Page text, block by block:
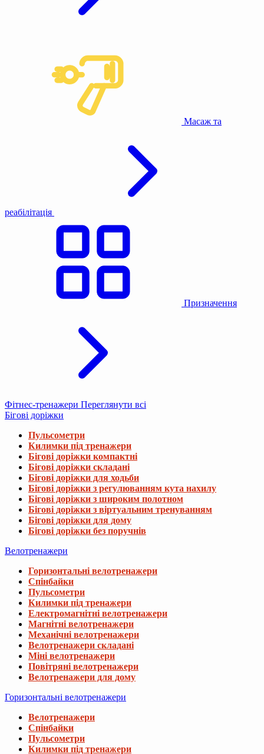
Масаж та
реабілітація
Призначення
Фітнес-тренажери Переглянути всі
Бігові доріжки
Пульсометри
Килимки під тренажери
Бігові доріжки компактні
Бігові доріжки складані
Бігові доріжки для ходьби
Бігові доріжки з регулюванням кута нахилу
Бігові доріжки з широким полотном
Бігові доріжки з віртуальним тренуванням
Бігові доріжки для дому
Бігові доріжки без поручнів
Велотренажери
Горизонтальні велотренажери
Спінбайки
Пульсометри
Килимки під тренажери
Електромагнітні велотренажери
Магнітні велотренажери
Механічні велотренажери
Велотренажери складані
Міні велотренажери
Повітряні велотренажери
Велотренажери для дому
Горизонтальні велотренажери
Велотренажери
Спінбайки
Пульсометри
Килимки під тренажери